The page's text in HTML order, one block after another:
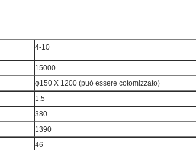
4-10
15000
φ150 X 1200 (può essere cotomizzato)
1.5
380
1390
46